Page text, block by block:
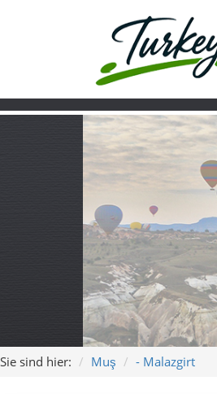
Muş - Malazgirt
Home Turkiye
Song:
Ein moderner,